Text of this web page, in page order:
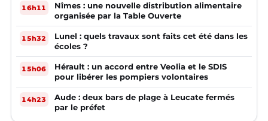
16h11
Nîmes : une nouvelle distribution alimentaire
organisée par la Table Ouverte
15h32
Lunel : quels travaux sont faits cet été dans les
écoles ?
15h06
Hérault : un accord entre Veolia et le SDIS
pour libérer les pompiers volontaires
14h23
Aude : deux bars de plage à Leucate fermés
par le préfet